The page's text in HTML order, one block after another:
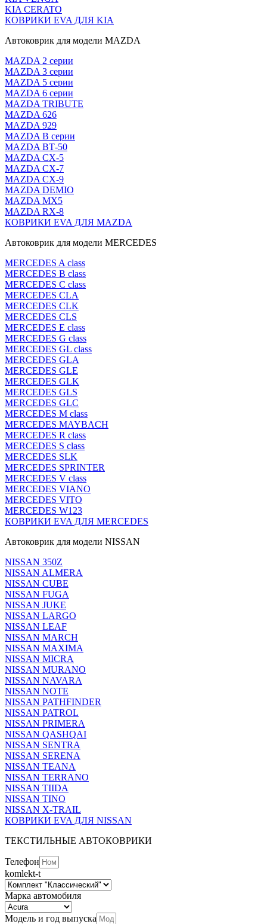
KIA CERATO
КОВРИКИ EVA ДЛЯ KIA
Автоковрик для модели MAZDA
MAZDA 2 серии
MAZDA 3 серии
MAZDA 5 серии
MAZDA 6 серии
MAZDA TRIBUTE
MAZDA 626
MAZDA 929
MAZDA В серии
MAZDA ВТ-50
MAZDA CX-5
MAZDA CX-7
MAZDA CX-9
MAZDA DEMIO
MAZDA MX5
MAZDA RX-8
КОВРИКИ EVA ДЛЯ MAZDA
Автоковрик для модели MERCEDES
MERCEDES A class
MERCEDES B class
MERCEDES C class
MERCEDES CLA
MERCEDES CLK
MERCEDES CLS
MERCEDES E class
MERCEDES G class
MERCEDES GL class
MERCEDES GLA
MERCEDES GLE
MERCEDES GLK
MERCEDES GLS
MERCEDES GLC
MERCEDES M class
MERCEDES MAYBACH
MERCEDES R class
MERCEDES S class
MERCEDES SLK
MERCEDES SPRINTER
MERCEDES V class
MERCEDES VIANO
MERCEDES VITO
MERCEDES W123
КОВРИКИ EVA ДЛЯ MERCEDES
Автоковрик для модели NISSAN
NISSAN 350Z
NISSAN ALMERA
NISSAN CUBE
NISSAN FUGA
NISSAN JUKE
NISSAN LARGO
NISSAN LEAF
NISSAN MARCH
NISSAN MAXIMA
NISSAN MICRA
NISSAN MURANO
NISSAN NAVARA
NISSAN NOTE
NISSAN PATHFINDER
NISSAN PATROL
NISSAN PRIMERA
NISSAN QASHQAI
NISSAN SENTRA
NISSAN SERENA
NISSAN TEANA
NISSAN TERRANO
NISSAN TIIDA
NISSAN TINO
NISSAN X-TRAIL
КОВРИКИ EVA ДЛЯ NISSAN
ТЕКСТИЛЬНЫЕ АВТОКОВРИКИ
Телефон
komlekt-t
Марка автомобиля
Модель и год выпуска